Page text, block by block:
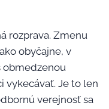
rozprava. Zmenu
obyčajne, v
obmedzenou
vykecávať. Je to len
verejnosť sa